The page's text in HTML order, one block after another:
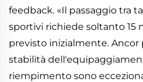
feedback. «Il passaggio tra
sportivi richiede soltanto 15
previsto inizialmente.
stabilità
riempimento sono